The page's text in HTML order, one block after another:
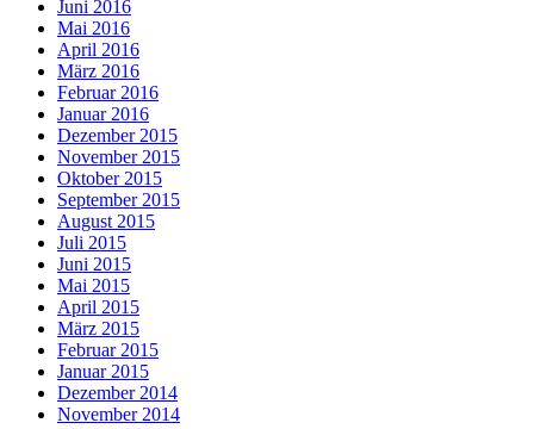
Juni 2016
Mai 2016
April 2016
März 2016
Februar 2016
Januar 2016
Dezember 2015
November 2015
Oktober 2015
September 2015
August 2015
Juli 2015
Juni 2015
Mai 2015
April 2015
März 2015
Februar 2015
Januar 2015
Dezember 2014
November 2014